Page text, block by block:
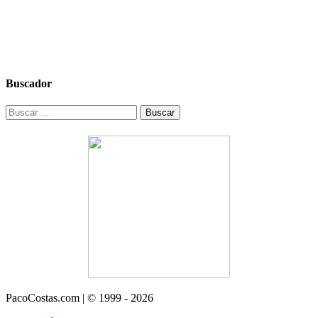
Buscador
Buscar:
PacoCostas.com | © 1999 - 2026